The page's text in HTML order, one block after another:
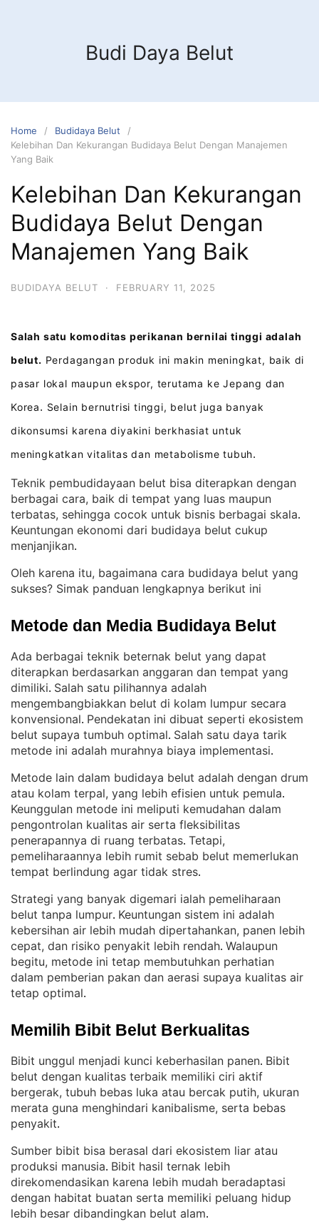
Budi Daya Belut
Home
Budidaya Belut
Kelebihan Dan Kekurangan Budidaya Belut Dengan Manajemen
Yang Baik
Kelebihan Dan Kekurangan
Budidaya Belut Dengan
Manajemen Yang Baik
BUDIDAYA BELUT · FEBRUARY 11, 2025
Salah satu komoditas perikanan bernilai tinggi adalah
belut. Perdagangan produk ini makin meningkat, baik di
pasar lokal maupun ekspor, terutama ke Jepang dan
Korea. Selain bernutrisi tinggi, belut juga banyak
dikonsumsi karena diyakini berkhasiat untuk
meningkatkan vitalitas dan metabolisme tubuh.
Teknik pembudidayaan belut bisa diterapkan dengan
berbagai cara, baik di tempat yang luas maupun
terbatas, sehingga cocok untuk bisnis berbagai skala
Keuntungan ekonomi dari budidaya belut cukup
menjanjikan.
Oleh karena itu, bagaimana cara budidaya belut yang
sukses? Simak panduan lengkapnya berikut ini
Metode dan Media Budidaya Belut
Ada berbagai teknik beternak belut yang dapat
diterapkan berdasarkan anggaran dan tempat yang
dimiliki. Salah satu pilihannya adalah
mengembangbiakkan belut di kolam lumpur secara
konvensional. Pendekatan ini dibuat seperti ekosistem
belut supaya tumbuh optimal. Salah satu daya tarik
metode ini adalah murahnya biaya implementasi.
Metode lain dalam budidaya belut adalah dengan drum
atau kolam terpal, yang lebih efisien untuk pemula
Keunggulan metode ini meliputi kemudahan dalam
pengontrolan kualitas air serta fleksibilitas
penerapannya di ruang terbatas. Tetapi,
pemeliharaannya lebih rumit sebab belut memerlukan
tempat berlindung agar tidak stres.
Strategi yang banyak digemari ialah pemeliharaan
belut tanpa lumpur. Keuntungan sistem ini adalah
kebersihan air lebih mudah dipertahankan, panen lebih
cepat, dan risiko penyakit lebih rendah. Walaupun
begitu, metode ini tetap membutuhkan perhatian
dalam pemberian pakan dan aerasi supaya kualitas air
tetap optimal.
Memilih Bibit Belut Berkualitas
Bibit unggul menjadi kunci keberhasilan panen. Bibit
belut dengan kualitas terbaik memiliki ciri aktif
bergerak, tubuh bebas luka atau bercak putih, ukuran
merata guna menghindari kanibalisme, serta bebas
penyakit.
Sumber bibit bisa berasal dari ekosistem liar atau
produksi manusia. Bibit hasil ternak lebih
direkomendasikan karena lebih mudah beradaptasi
dengan habitat buatan serta memiliki peluang hidup
lebih besar dibandingkan belut alam.